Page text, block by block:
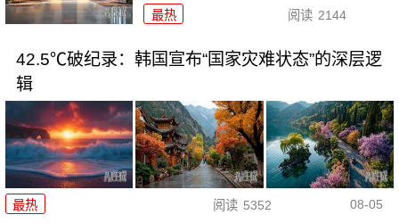
最热 阅读 2144
42.5℃破纪录：韩国宣布“国家灾难状态”的深层逻
辑
最热 阅读 5352 08-05